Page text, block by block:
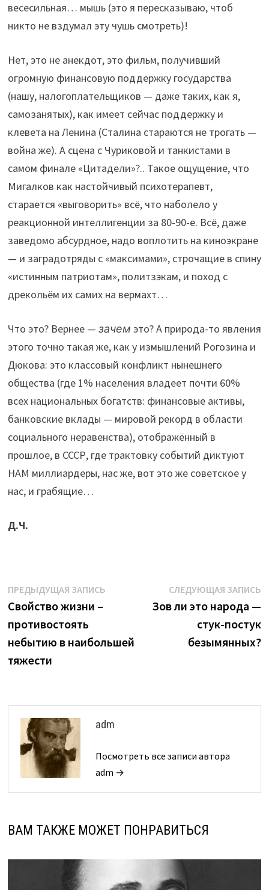
весесильная… мышь (это я пересказываю, чтоб
никто не вздумал эту чушь смотреть)!
Нет, это не анекдот, это фильм, получивший
огромную финансовую поддержку государства
(нашу, налогоплательщиков — даже таких, как я,
самозанятых), как имеет сейчас поддержку и
клевета на Ленина (Сталина стараются не трогать —
война же). А сцена с Чуриковой и танкистами в
самом финале «Цитадели»?.. Такое ощущение, что
Мигалков как настойчивый психотерапевт,
старается «выговорить» всё, что наболело у
реакционной интеллигенции за 80-90-е. Всё, даже
заведомо абсурдное, надо воплотить на киноэкране
— и заградотряды с «максимами», строчащие в спину
«истинным патриотам», политзэкам, и поход с
дрекольём их самих на вермахт…
Что это? Вернее — зачем это? А природа-то явления
этого точно такая же, как у измышлений Рогозина и
Дюкова: это классовый конфликт нынешнего
общества (где 1% населения владеет почти 60%
всех национальных богатств: финансовые активы,
банковские вклады — мировой рекорд в области
социального неравенства), отображённый в
прошлое, в СССР, где трактовку событий диктуют
НАМ миллиардеры, нас же, вот это же советское у
нас, и грабящие…
Д.Ч.
Навигация
по
записям
ПРЕДЫДУЩАЯ ЗАПИСЬПредыдущая
Свойство жизни –
противостоять
небытию в наибольшей
тяжести
СЛЕДУЮЩАЯ ЗАПИСЬ
Зов ли это народа —
стук-постук
безымянных?
adm
Посмотреть все записи автора
adm →
ВАМ ТАКЖЕ МОЖЕТ ПОНРАВИТЬСЯ